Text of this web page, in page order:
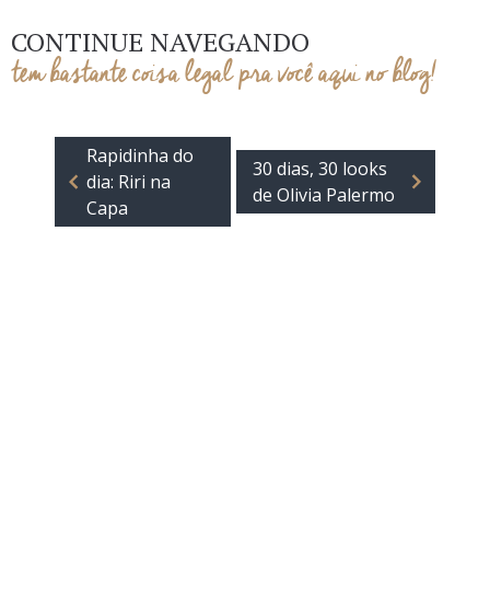
CONTINUE NAVEGANDO
tem bastante coisa legal pra você aqui no blog!
Rapidinha do
dia: Riri na
Capa
30 dias, 30 looks
de Olivia Palermo